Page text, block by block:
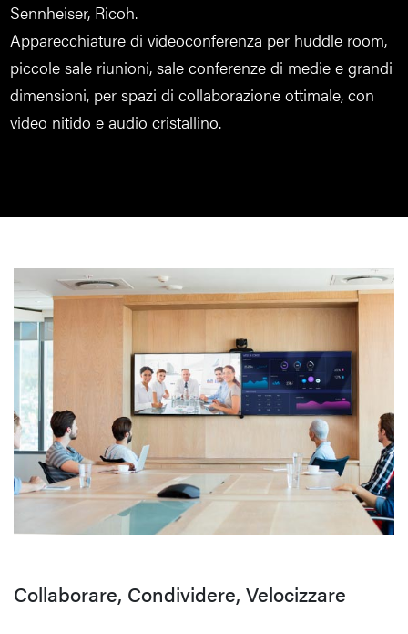
Sennheiser, Ricoh.
Apparecchiature di videoconferenza per huddle room,
piccole sale riunioni, sale conferenze di medie e grandi
dimensioni, per spazi di collaborazione ottimale, con
video nitido e audio cristallino.
Collaborare, Condividere, Velocizzare